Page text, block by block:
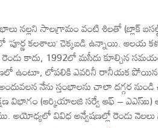
నల్లని సాలగ్రామం వంటి శిలతో (బ్లాక్‌
కలశాలు’ చెక్కబడి ఉన్నాయి. ఆలయ
కాదు, 1992లో మసీదు కూల్చిన
ఉంటూ, లోపలికి ఎవరినీ రానీయక
నేను స్తంభాలను చాలా దగ్గర
విభాగం (ఆర్కియాలజి సర్వే ఆఫ్‌ –
అయోధ్యలో వివిధ అన్వేషణల్లో రెండు